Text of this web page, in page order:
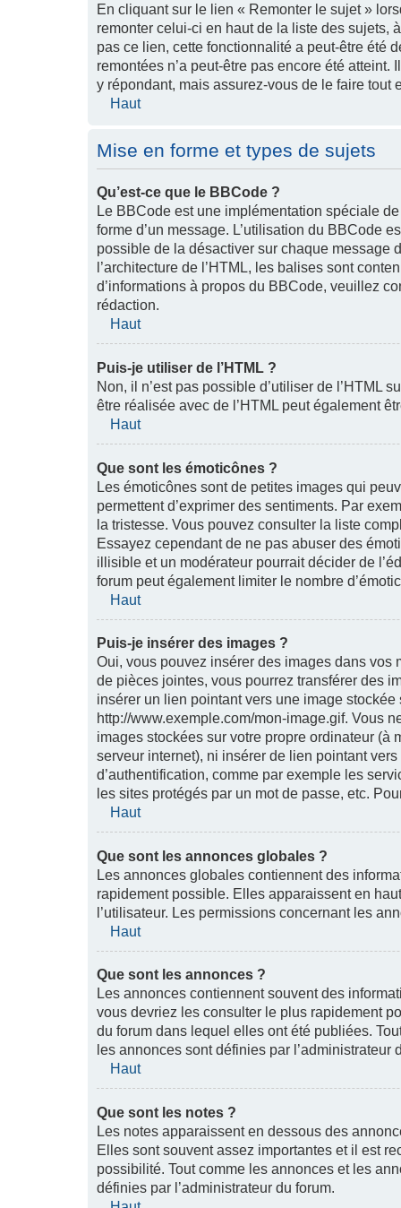
En cliquant sur le lien « Remonter le sujet »
remonter celui-ci en haut de la liste des sujets,
pas ce lien, cette fonctionnalité a peut-être été
remontées n’a peut-être pas encore été
y répondant, mais assurez-vous de le faire tout
Haut
Mise en forme et types de sujets
Qu’est-ce que le BBCode ?
Le BBCode est une implémentation spéciale
forme d’un message. L’utilisation du BBCode
possible de la désactiver sur chaque message
l’architecture de l’HTML, les balises sont
d’informations à propos du BBCode, veuillez
rédaction.
Haut
Puis-je utiliser de l’HTML ?
Non, il n’est pas possible d’utiliser de l’HTML
être réalisée avec de l’HTML peut également
Haut
Que sont les émoticônes ?
Les émoticônes sont de petites images qui
permettent d’exprimer des sentiments. Par
la tristesse. Vous pouvez consulter la liste
Essayez cependant de ne pas abuser des
illisible et un modérateur pourrait décider de
forum peut également limiter le nombre
Haut
Puis-je insérer des images ?
Oui, vous pouvez insérer des images dans vos
de pièces jointes, vous pourrez transférer des
insérer un lien pointant vers une image
http://www.exemple.com/mon-image.gif. Vous
images stockées sur votre propre ordinateur
serveur internet), ni insérer de lien pointant
d’authentification, comme par exemple les
les sites protégés par un mot de passe, etc.
Haut
Que sont les annonces globales ?
Les annonces globales contiennent des
rapidement possible. Elles apparaissent en
l’utilisateur. Les permissions concernant les
Haut
Que sont les annonces ?
Les annonces contiennent souvent des
vous devriez les consulter le plus rapidement
du forum dans lequel elles ont été publiées.
les annonces sont définies par l’administrateur
Haut
Que sont les notes ?
Les notes apparaissent en dessous des
Elles sont souvent assez importantes et il est
possibilité. Tout comme les annonces et les
définies par l’administrateur du forum.